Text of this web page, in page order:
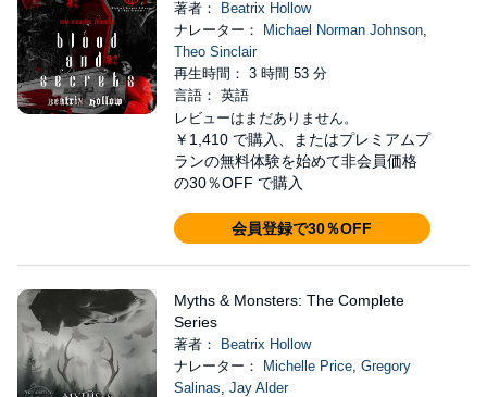
著者：
Beatrix Hollow
ナレーター：
Michael Norman Johnson,
Theo Sinclair
再生時間： 3 時間 53 分
言語： 英語
レビューはまだありません。
￥1,410 で購入、またはプレミアムプ
ランの無料体験を始めて非会員価格
の30％OFF で購入
会員登録で30％OFF
Myths & Monsters: The Complete
Series
著者：
Beatrix Hollow
ナレーター：
Michelle Price, Gregory
Salinas, Jay Alder